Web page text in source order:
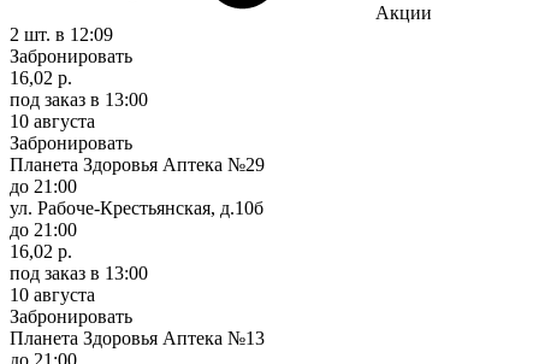
Акции
2 шт. в 12:09
Забронировать
16,02 р.
под заказ в 13:00
10 августа
Забронировать
Планета Здоровья Аптека №29
до 21:00
ул. Рабоче-Крестьянская, д.10б
до 21:00
16,02 р.
под заказ в 13:00
10 августа
Забронировать
Планета Здоровья Аптека №13
до 21:00